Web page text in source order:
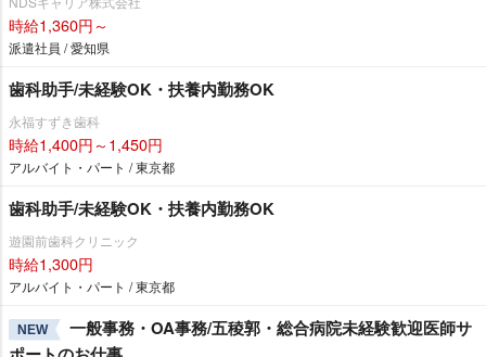
時給1,360円～
派遣社員 / 愛知県
歯科助手/未経験OK・扶養内勤務OK
永福すずき歯科
時給1,400円～1,450円
アルバイト・パート / 東京都
歯科助手/未経験OK・扶養内勤務OK
遊園前歯科クリニック
時給1,300円
アルバイト・パート / 東京都
NEW
一般事務・OA事務/五稜郭・総合病院未経験歓迎医師サ